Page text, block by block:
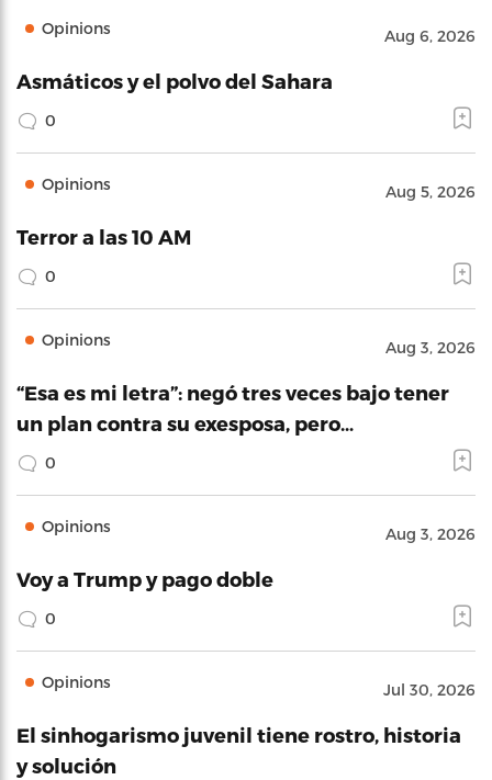
Opinions Aug 6, 2026
Asmáticos y el polvo del Sahara
0
Opinions Aug 5, 2026
Terror a las 10 AM
0
Opinions Aug 3, 2026
“Esa es mi letra”: negó tres veces bajo tener
un plan contra su exesposa, pero…
0
Opinions Aug 3, 2026
Voy a Trump y pago doble
0
Opinions Jul 30, 2026
El sinhogarismo juvenil tiene rostro, historia
y solución